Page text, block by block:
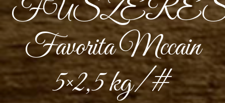
Favorita Mccain
5×2,5 kg/#